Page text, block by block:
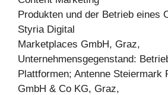
Produkten und der Betrieb eines
Styria Digital
Marketplaces GmbH, Graz,
Unternehmensgegenstand:
Plattformen; Antenne Steiermark
GmbH & Co KG, Graz,